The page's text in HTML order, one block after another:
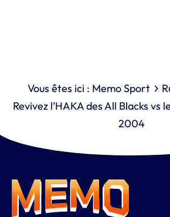
Vous êtes ici : Memo Sport
Revivez l’HAKA des All Blacks vs
2004